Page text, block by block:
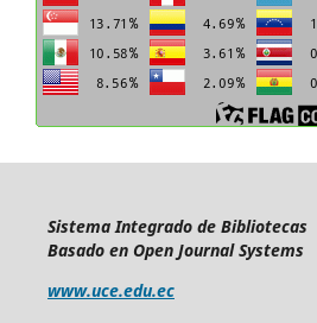
Sistema Integrado de Bibliotecas
Basado en Open Journal Systems
www.uce.edu.ec